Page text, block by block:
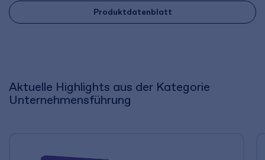
Produktdatenblatt
Aktuelle Highlights aus der Kategorie
Unternehmensführung